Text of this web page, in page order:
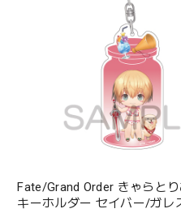
Fate/Grand Order きゃらと
キーホルダー セイバー/ガレ